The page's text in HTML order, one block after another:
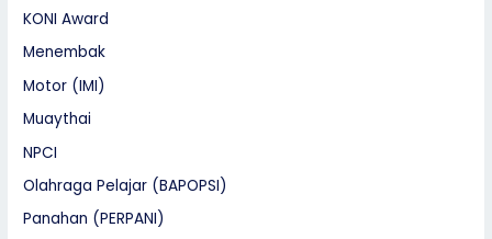
KONI Award
Menembak
Motor (IMI)
Muaythai
NPCI
Olahraga Pelajar (BAPOPSI)
Panahan (PERPANI)